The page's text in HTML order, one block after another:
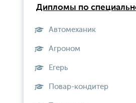
Дипломы по
Автомеханик
Агроном
Егерь
Повар-кондитер